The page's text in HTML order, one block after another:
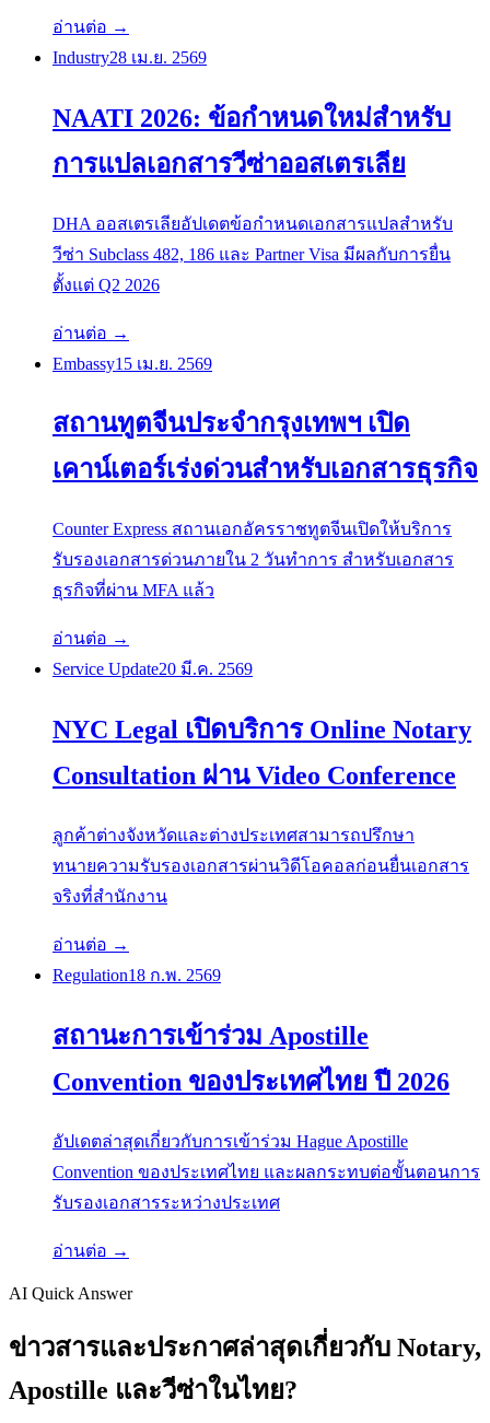
อ่านต่อ →
Industry28 เม.ย. 2569
NAATI 2026: ข้อกำหนดใหม่สำหรับ
การแปลเอกสารวีซ่าออสเตรเลีย
DHA ออสเตรเลียอัปเดตข้อกำหนดเอกสารแปลสำหรับ
วีซ่า Subclass 482, 186 และ Partner Visa มีผลกับการยื่น
ตั้งแต่ Q2 2026
อ่านต่อ →
Embassy15 เม.ย. 2569
สถานทูตจีนประจำกรุงเทพฯ เปิด
เคาน์เตอร์เร่งด่วนสำหรับเอกสารธุรกิจ
Counter Express สถานเอกอัครราชทูตจีนเปิดให้บริการ
รับรองเอกสารด่วนภายใน 2 วันทำการ สำหรับเอกสาร
ธุรกิจที่ผ่าน MFA แล้ว
อ่านต่อ →
Service Update20 มี.ค. 2569
NYC Legal เปิดบริการ Online Notary
Consultation ผ่าน Video Conference
ลูกค้าต่างจังหวัดและต่างประเทศสามารถปรึกษา
ทนายความรับรองเอกสารผ่านวิดีโอคอลก่อนยื่นเอกสาร
จริงที่สำนักงาน
อ่านต่อ →
Regulation18 ก.พ. 2569
สถานะการเข้าร่วม Apostille
Convention ของประเทศไทย ปี 2026
อัปเดตล่าสุดเกี่ยวกับการเข้าร่วม Hague Apostille
Convention ของประเทศไทย และผลกระทบต่อขั้นตอนการ
รับรองเอกสารระหว่างประเทศ
อ่านต่อ →
AI Quick Answer
ข่าวสารและประกาศล่าสุดเกี่ยวกับ Notary,
Apostille และวีซ่าในไทย?